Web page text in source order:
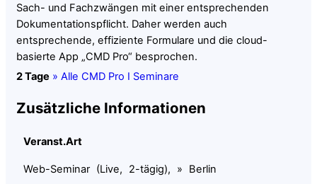
Sach- und Fachzwängen mit einer entsprechenden
Dokumentationspflicht. Daher werden auch
entsprechende, effiziente Formulare und die cloud-
basierte App „CMD Pro“ besprochen.
2 Tage » Alle CMD Pro I Seminare
Zusätzliche Informationen
Veranst.Art
Web-Seminar (Live, 2-tägig), » Berlin